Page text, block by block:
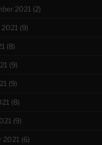
2021 (2)
(9)
(8)
(9)
(9)
(8)
(9)
2021 (6)